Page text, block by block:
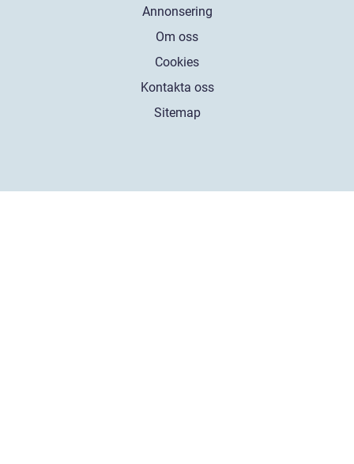
Annonsering
Om oss
Cookies
Kontakta oss
Sitemap